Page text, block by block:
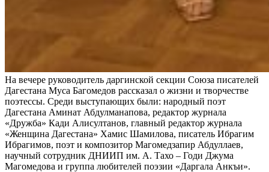
На вечере руководитель даргинской секции Союза писателей
Дагестана Муса Багомедов рассказал о жизни и творчестве
поэтессы. Среди выступающих были: народный поэт
Дагестана Аминат Абдулманапова, редактор журнала
«Дружба» Кади Алисултанов, главный редактор журнала
«Женщина Дагестана» Хамис Шамилова, писатель Ибрагим
Ибрагимов, поэт и композитор Магомедзапир Абдуллаев,
научный сотрудник ДНИИП им. А. Тахо – Годи Джума
Магомедова и группа любителей поэзии «Даргала Анкъи».